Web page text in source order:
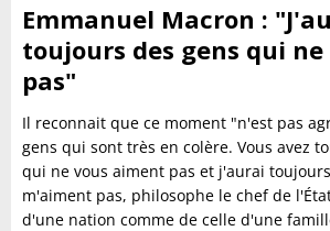
Emmanuel Macron :
toujours des gens qui
pas"
Il reconnait que ce moment "n'est pas
gens qui sont très en colère. Vous avez
qui ne vous aiment pas et j'aurai
m'aiment pas, philosophe le chef de
d'une nation comme de celle d'une